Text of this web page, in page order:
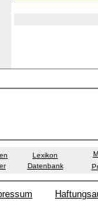
Lexikon
Datenbank